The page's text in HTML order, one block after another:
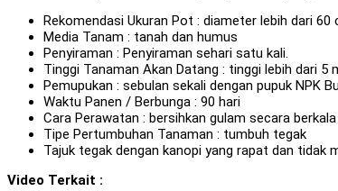
Rekomendasi Ukuran Pot : diameter lebih dari 60
Media Tanam : tanah dan humus
Penyiraman : Penyiraman sehari satu kali.
Tinggi Tanaman Akan Datang : tinggi lebih dari
Pemupukan : sebulan sekali dengan pupuk NPK
Waktu Panen / Berbunga : 90 hari
Cara Perawatan : bersihkan gulam secara berkala
Tipe Pertumbuhan Tanaman : tumbuh tegak
Tajuk tegak dengan kanopi yang rapat dan tidak
Video Terkait :